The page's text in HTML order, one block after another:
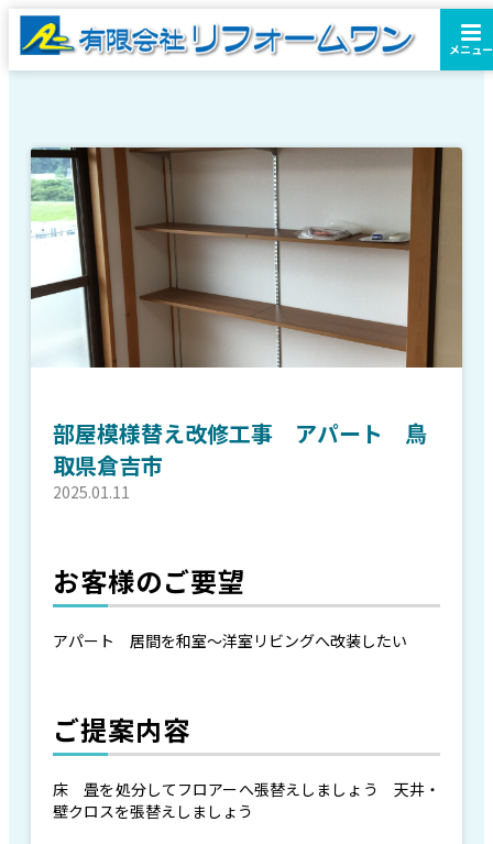
メニュー
部屋模様替え改修工事 アパート 鳥
取県倉吉市
2025.01.11
お客様のご要望
アパート 居間を和室～洋室リビングへ改装したい
ご提案内容
床 畳を処分してフロアーへ張替えしましょう 天井・
壁クロスを張替えしましょう